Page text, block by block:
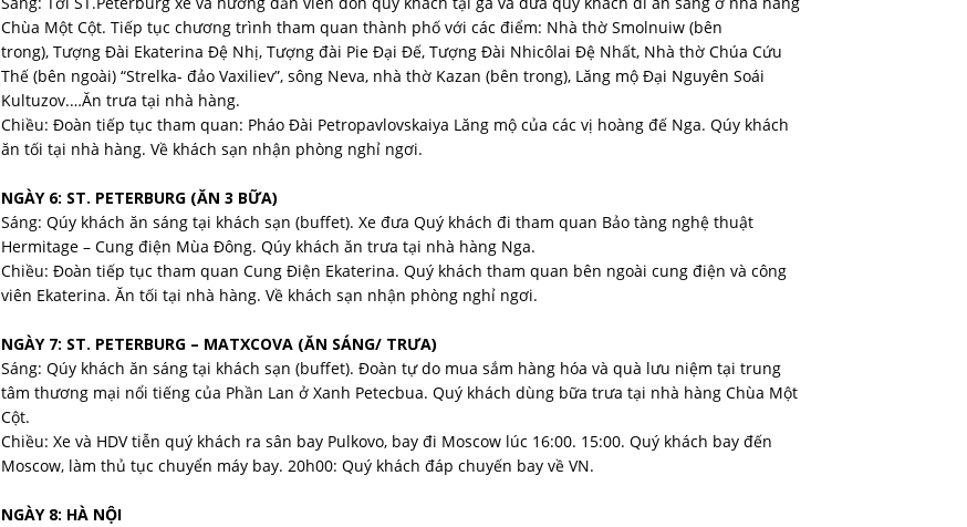
Chùa Một Cột. Tiếp tục chương trình tham quan thành phố với các điểm: Nhà thờ Smolnuiw (bên
trong), Tượng Đài Ekaterina Đệ Nhị, Tượng đài Pie Đại Đế, Tượng Đài Nhicôlai Đệ Nhất, Nhà thờ Chúa Cứu
Thế (bên ngoài) “Strelka- đảo Vaxiliev”, sông Neva, nhà thờ Kazan (bên trong), Lăng mộ Đại Nguyên Soái
Kultuzov.…Ăn trưa tại nhà hàng.
Chiều: Đoàn tiếp tục tham quan: Pháo Đài Petropavlovskaiya Lăng mộ của các vị hoàng đế Nga. Qúy khách
ăn tối tại nhà hàng. Về khách sạn nhận phòng nghỉ ngơi.
NGÀY 6: ST. PETERBURG (ĂN 3 BỮA)
Sáng: Qúy khách ăn sáng tại khách sạn (buffet). Xe đưa Quý khách đi tham quan Bảo tàng nghệ thuật
Hermitage – Cung điện Mùa Đông. Qúy khách ăn trưa tại nhà hàng Nga.
Chiều: Đoàn tiếp tục tham quan Cung Điện Ekaterina. Quý khách tham quan bên ngoài cung điện và công
viên Ekaterina. Ăn tối tại nhà hàng. Về khách sạn nhận phòng nghỉ ngơi.
NGÀY 7: ST. PETERBURG – MATXCOVA (ĂN SÁNG/ TRƯA)
Sáng: Qúy khách ăn sáng tại khách sạn (buffet). Đoàn tự do mua sắm hàng hóa và quà lưu niệm tại trung
tâm thương mại nổi tiếng của Phần Lan ở Xanh Petecbua. Quý khách dùng bữa trưa tại nhà hàng Chùa Một
Cột.
Chiều: Xe và HDV tiễn quý khách ra sân bay Pulkovo, bay đi Moscow lúc 16:00. 15:00. Quý khách bay đến
Moscow, làm thủ tục chuyển máy bay. 20h00: Quý khách đáp chuyến bay về VN.
NGÀY 8: HÀ NỘI